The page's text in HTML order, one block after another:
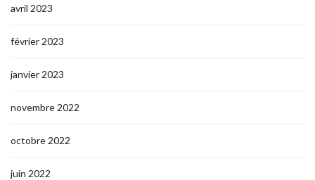
avril 2023
février 2023
janvier 2023
novembre 2022
octobre 2022
juin 2022